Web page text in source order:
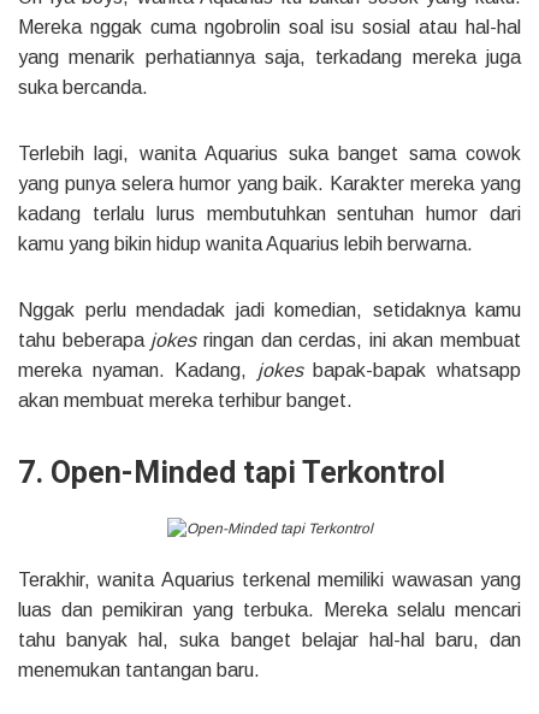
Mereka nggak cuma ngobrolin soal isu sosial atau hal-hal
yang menarik perhatiannya saja, terkadang mereka juga
suka bercanda.
Terlebih lagi, wanita Aquarius suka banget sama cowok
yang punya selera humor yang baik. Karakter mereka yang
kadang terlalu lurus membutuhkan sentuhan humor dari
kamu yang bikin hidup wanita Aquarius lebih berwarna.
Nggak perlu mendadak jadi komedian, setidaknya kamu
tahu beberapa jokesringan dan cerdas, ini akan membuat
mereka nyaman. Kadang, jokesbapak-bapak whatsapp
akan membuat mereka terhibur banget.
7. Open-Minded tapi Terkontrol
Terakhir, wanita Aquarius terkenal memiliki wawasan yang
luas dan pemikiran yang terbuka. Mereka selalu mencari
tahu banyak hal, suka banget belajar hal-hal baru, dan
menemukan tantangan baru.